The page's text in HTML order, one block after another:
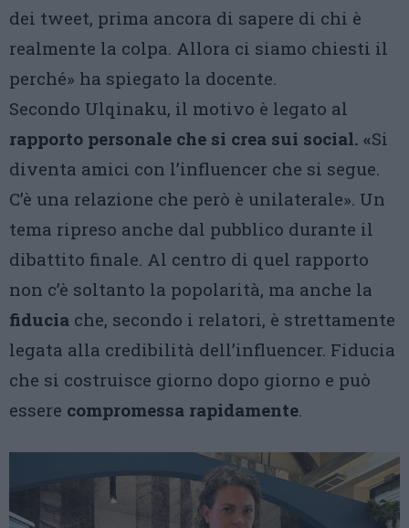
dei tweet, prima ancora di sapere di chi è
realmente la colpa. Allora ci siamo chiesti il
perché» ha spiegato la docente.
Secondo Ulqinaku, il motivo è legato al
rapporto personale che si crea sui social. «Si
diventa amici con l’influencer che si segue.
C’è una relazione che però è unilaterale». Un
tema ripreso anche dal pubblico durante il
dibattito finale. Al centro di quel rapporto
non c’è soltanto la popolarità, ma anche la
fiducia che, secondo i relatori, è strettamente
legata alla credibilità dell’influencer. Fiducia
che si costruisce giorno dopo giorno e può
essere compromessa rapidamente.